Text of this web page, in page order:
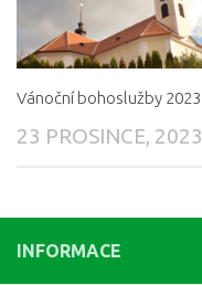
Vánoční bohoslužby 2023
23 PROSINCE, 2023
INFORMACE